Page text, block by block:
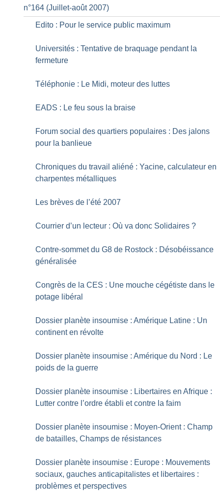
n°164 (Juillet-août 2007)
Edito : Pour le service public maximum
Universités : Tentative de braquage pendant la
fermeture
Téléphonie : Le Midi, moteur des luttes
EADS : Le feu sous la braise
Forum social des quartiers populaires : Des jalons
pour la banlieue
Chroniques du travail aliéné : Yacine, calculateur en
charpentes métalliques
Les brèves de l’été 2007
Courrier d’un lecteur : Où va donc Solidaires ?
Contre-sommet du G8 de Rostock : Désobéissance
généralisée
Congrès de la CES : Une mouche cégétiste dans le
potage libéral
Dossier planète insoumise : Amérique Latine : Un
continent en révolte
Dossier planète insoumise : Amérique du Nord : Le
poids de la guerre
Dossier planète insoumise : Libertaires en Afrique :
Lutter contre l’ordre établi et contre la faim
Dossier planète insoumise : Moyen-Orient : Champ
de batailles, Champs de résistances
Dossier planète insoumise : Europe : Mouvements
sociaux, gauches anticapitalistes et libertaires :
problèmes et perspectives